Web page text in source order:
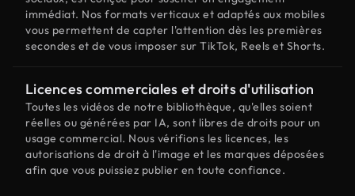
immédiat. Nos formats verticaux et adaptés aux mobiles
vous permettent de capter l'attention dès les premières
secondes et de vous imposer sur TikTok, Reels et Shorts.
Licences commerciales et droits d'utilisation
Toutes les vidéos de notre bibliothèque, qu'elles soient
réelles ou générées par IA, sont libres de droits pour un
usage commercial. Nous vérifions les licences, les
autorisations de droit à l'image et les marques déposées
afin que vous puissiez publier en toute confiance.